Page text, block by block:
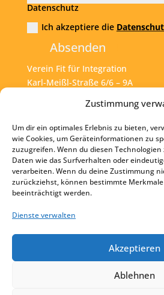
Zustimmung
Um dir ein optimales Erlebnis zu bieten,
wie Cookies, um Geräteinformationen zu
zuzugreifen. Wenn du diesen
Daten wie das Surfverhalten oder
verarbeiten. Wenn du deine Zustimmung
zurückziehst, können bestimmte
beeinträchtigt werden.
Dienste verwalten
Akzeptieren
Ablehnen
Datenschutz
Ich akzeptiere die
Absenden
Verein Fit für Integration
Karl-Meißl-Straße 6/6 – 9A
Tel:+43 1 925 77 46
Mail: office@fit4int.at
Startseite
Kontakt
Impressum